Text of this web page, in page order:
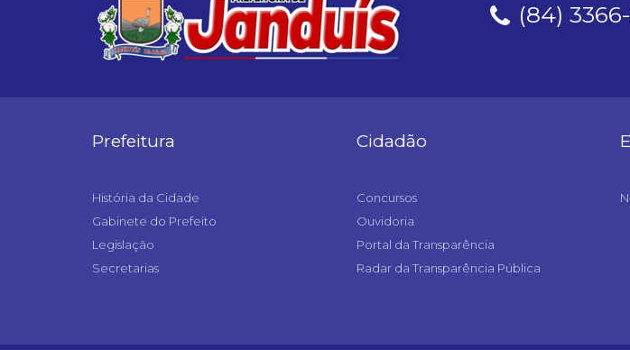
(84)
Prefeitura
História da Cidade
Gabinete do Prefeito
Legislação
Secretarias
Cidadão
Concursos
Ouvidoria
Portal da Transparência
Radar da Transparência Pública